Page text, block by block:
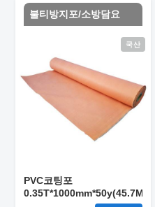
불티방지포/소방담요
국산
PVC코팅포
0.35T*1000mm*50y(45.7M)